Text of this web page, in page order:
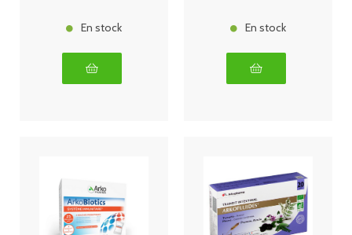
En stock En stock